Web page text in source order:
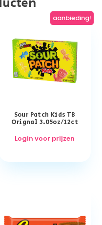
aanbieding!
Sour Patch Kids TB
Orignal 3.05oz/12ct
Login voor prijzen